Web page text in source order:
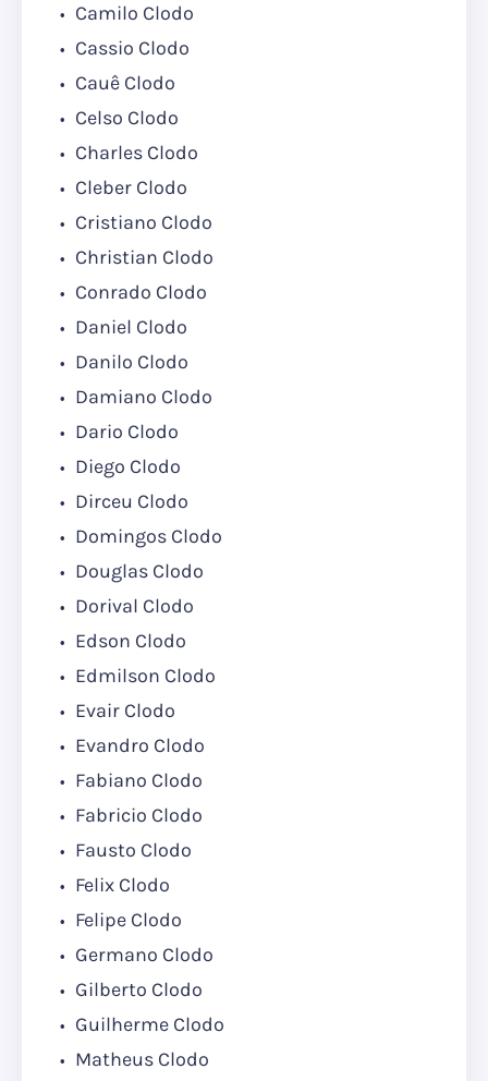
Camilo Clodo
Cassio Clodo
Cauê Clodo
Celso Clodo
Charles Clodo
Cleber Clodo
Cristiano Clodo
Christian Clodo
Conrado Clodo
Daniel Clodo
Danilo Clodo
Damiano Clodo
Dario Clodo
Diego Clodo
Dirceu Clodo
Domingos Clodo
Douglas Clodo
Dorival Clodo
Edson Clodo
Edmilson Clodo
Evair Clodo
Evandro Clodo
Fabiano Clodo
Fabricio Clodo
Fausto Clodo
Felix Clodo
Felipe Clodo
Germano Clodo
Gilberto Clodo
Guilherme Clodo
Matheus Clodo